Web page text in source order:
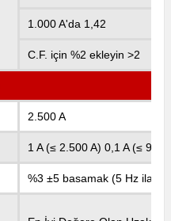
1.000 A'da 1,42
C.F. için %2 ekleyin >2
2.500 A
1 A (≤ 2.500 A) 0,1 A (≤
%3 ±5 basamak (5 Hz ila